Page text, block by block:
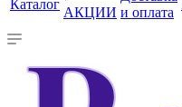
Каталог
АКЦИИ и оплата